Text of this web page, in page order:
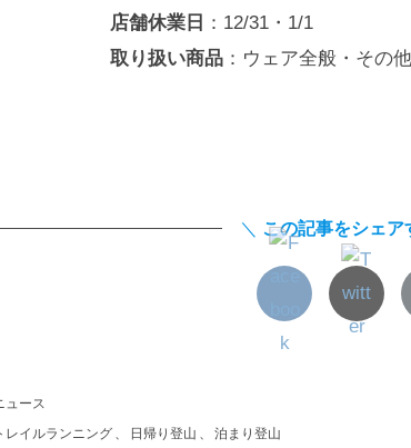
店舗休業日 ：12/31・1/1
取り扱い商品：ウェア全般・その
＼ この記事をシェア
ュース
レイルランニング 日帰り登山 泊まり登山